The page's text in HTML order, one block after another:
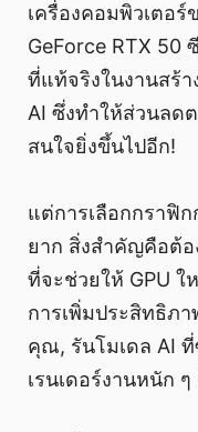
เครื่องคอมพิวเตอ
GeForce RTX 50
ที่แท้จริงในงานสร้
AI ซึ่งทำให้ส่วนลด
สนใจยิ่งขึ้นไปอีก!
แต่การเลือกกราฟิก
ยาก สิ่งสำคัญคือต้
ที่จะช่วยให้ GPU
การเพิ่มประสิทธิภา
คุณ, รันโมเดล AI
เรนเดอร์งานหนัก